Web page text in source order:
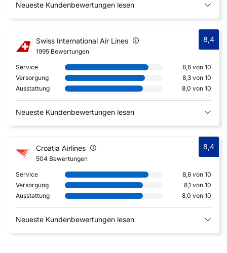
Neueste Kundenbewertungen lesen
Swiss International Air Lines
1995 Bewertungen
8,4
Service
8,6 von 10
Versorgung
8,3 von 10
Ausstattung
8,0 von 10
Neueste Kundenbewertungen lesen
Croatia Airlines
504 Bewertungen
8,4
Service
8,6 von 10
Versorgung
8,1 von 10
Ausstattung
8,0 von 10
Neueste Kundenbewertungen lesen